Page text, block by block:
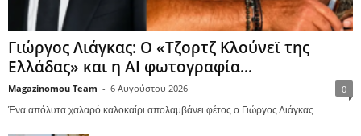
Γιώργος Λιάγκας: Ο «Τζορτζ Κλούνεϊ της
Ελλάδας» και η AI φωτογραφία...
Magazinomou Team - 6 Αυγούστου 2026 0
Ένα απόλυτα χαλαρό καλοκαίρι απολαμβάνει φέτος ο Γιώργος Λιάγκας.